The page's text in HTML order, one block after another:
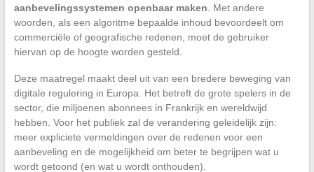
aanbevelingssystemen openbaar maken . Met andere
woorden, als een algoritme bepaalde inhoud bevoordeelt om
commerciële of geografische redenen, moet de gebruiker
hiervan op de hoogte worden gesteld.
Deze maatregel maakt deel uit van een bredere beweging van
digitale regulering in Europa. Het betreft de grote spelers in de
sector, die miljoenen abonnees in Frankrijk en wereldwijd
hebben. Voor het publiek zal de verandering geleidelijk zijn:
meer expliciete vermeldingen over de redenen voor een
aanbeveling en de mogelijkheid om beter te begrijpen wat u
wordt getoond (en wat u wordt onthouden).